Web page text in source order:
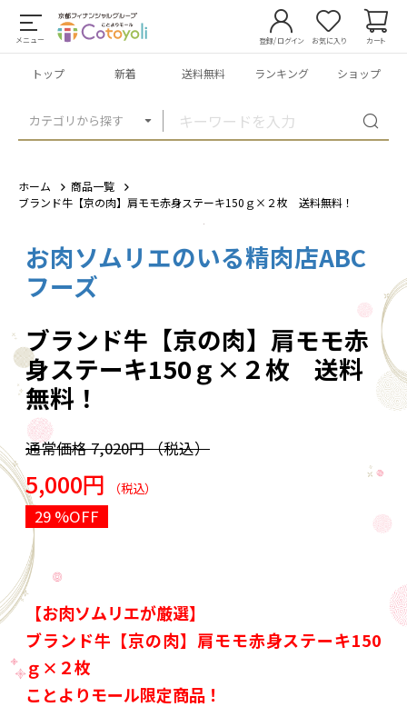
メニュー
カテゴリから探す
登録/ログイン お気に入り カート
トップ 新着 送料無料 ランキング ショップ
ホーム
商品一覧
ブランド牛【京の肉】肩モモ赤身ステーキ150ｇ×２枚 送料無料！
1
お肉ソムリエのいる精肉店ABC
フーズ
ブランド牛【京の肉】肩モモ赤
身ステーキ150ｇ×２枚 送料
無料！
通常価格7,020円（税込）
5,000円 （税込）
29 %OFF
【お肉ソムリエが厳選】
ブランド牛【京の肉】肩モモ赤身ステーキ150
ｇ×２枚
ことよりモール限定商品！